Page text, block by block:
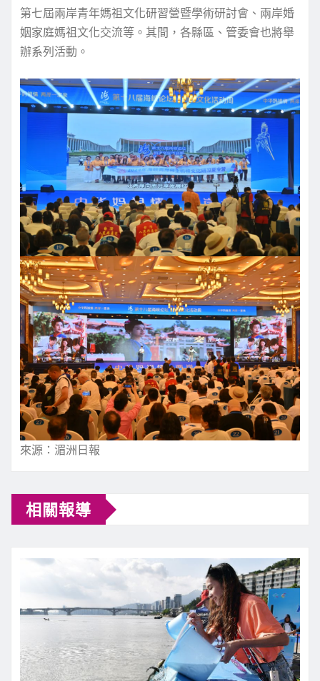
第七屆兩岸青年媽祖文化研習營暨學術研討會、兩岸婚
姻家庭媽祖文化交流等。其間，各縣區、管委會也將舉
辦系列活動。
來源：湄洲日報
相關報導